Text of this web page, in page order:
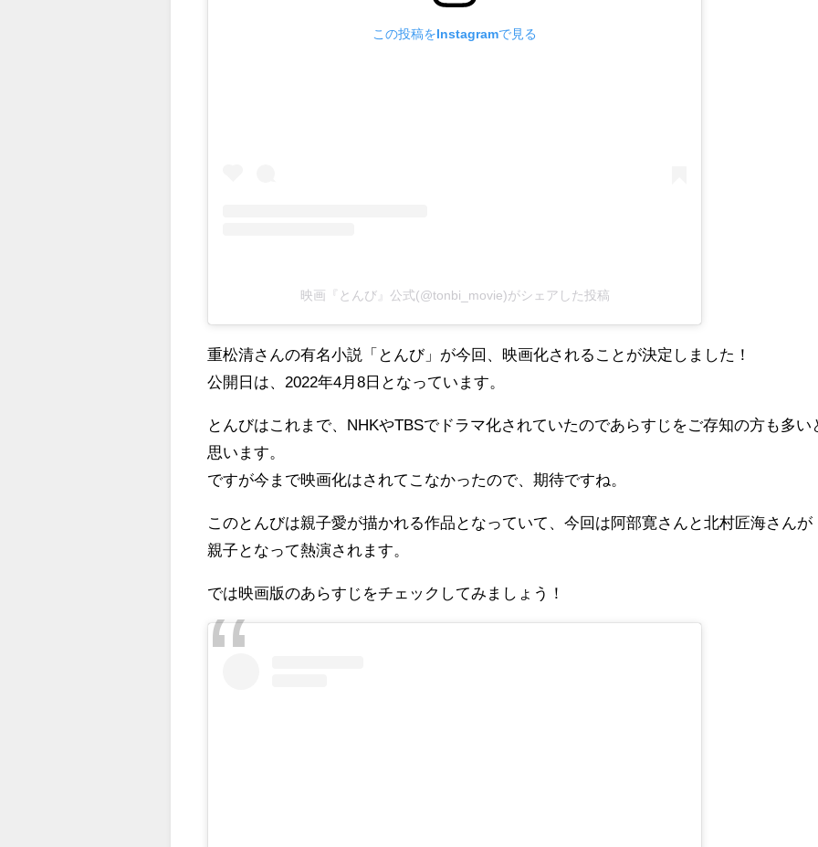
この投稿をInstagramで見る
映画『とんび』公式(@tonbi_movie)がシェアした投稿
重松清さんの有名小説「とんび」が今回、映画化されることが決定しました！
公開日は、2022年4月8日となっています。
とんびはこれまで、NHKやTBSでドラマ化されていたのであらすじをご存知の方も多い
思います。
ですが今まで映画化はされてこなかったので、期待ですね。
このとんびは親子愛が描かれる作品となっていて、今回は阿部寛さんと北村匠海さんが
親子となって熱演されます。
では映画版のあらすじをチェックしてみましょう！